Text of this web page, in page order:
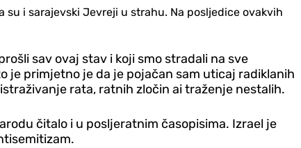
i sarajevski Jevreji u strahu. Na posljedice ovakvih
sav ovaj stav i koji smo stradali na sve
je primjetno je da je pojačan sam uticaj radiklanih
rata, ratnih zločin ai traženje nestalih.
čitalo i u posljeratnim časopisima. Izrael je